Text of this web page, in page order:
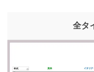
全タ